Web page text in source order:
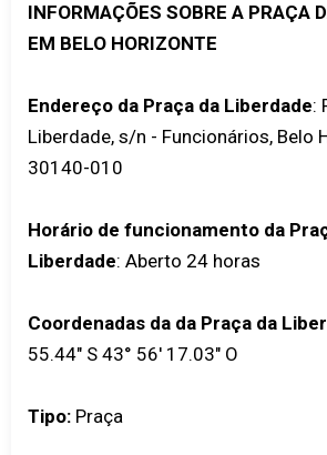
INFORMAÇÕES SOBRE A PRAÇA
EM BELO HORIZONTE
Endereço da Praça da Liberdade:
Liberdade, s/n - Funcionários, Belo
30140-010
Horário de funcionamento da
Liberdade: Aberto 24 horas
Coordenadas da da Praça da
55.44" S 43° 56' 17.03" O
Tipo: Praça